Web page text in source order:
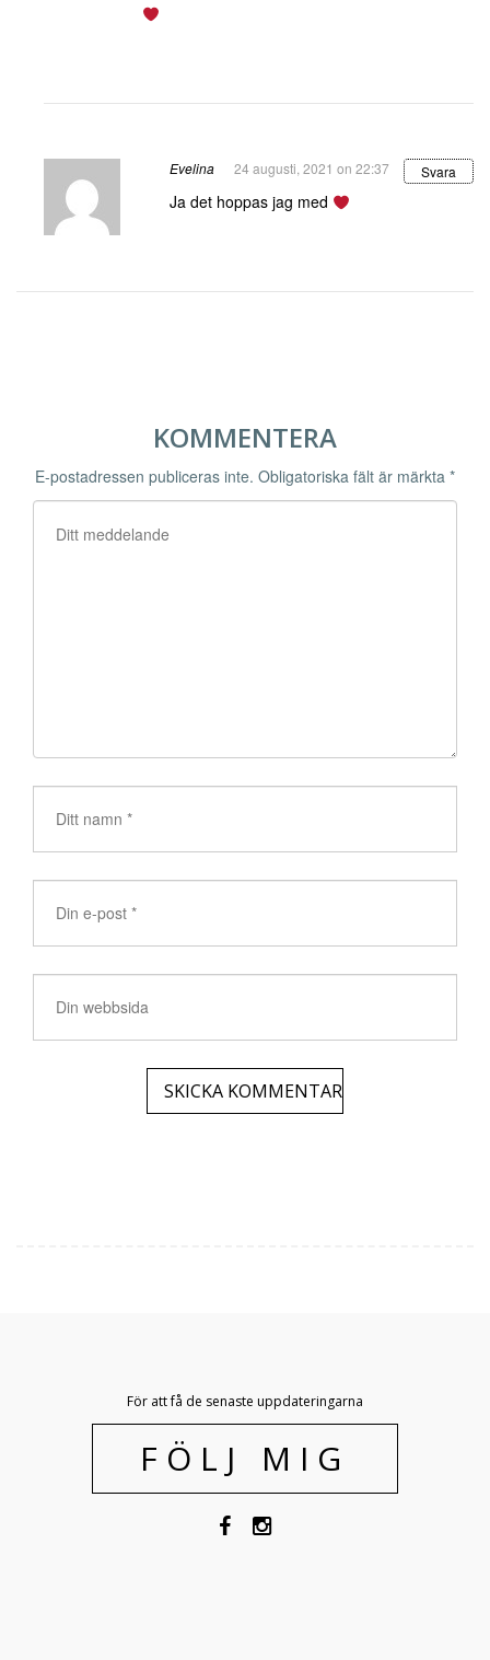
Evelina 24 augusti, 2021 on 22:37 Svara
Ja det hoppas jag med
KOMMENTERA
E-postadressen publiceras inte. Obligatoriska fält är märkta *
För att få de senaste uppdateringarna
FÖLJ MIG